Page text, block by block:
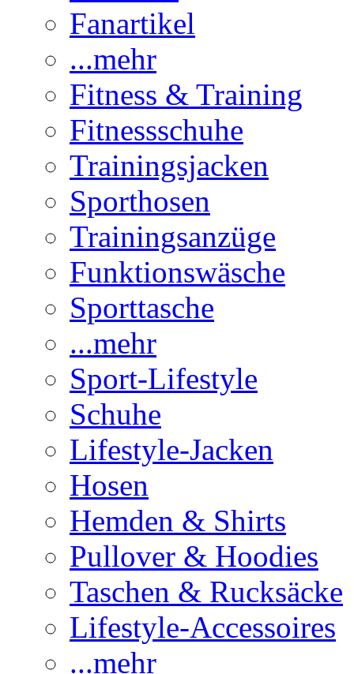
Fanartikel
...mehr
Fitness & Training
Fitnessschuhe
Trainingsjacken
Sporthosen
Trainingsanzüge
Funktionswäsche
Sporttasche
...mehr
Sport-Lifestyle
Schuhe
Lifestyle-Jacken
Hosen
Hemden & Shirts
Pullover & Hoodies
Taschen & Rucksäcke
Lifestyle-Accessoires
...mehr